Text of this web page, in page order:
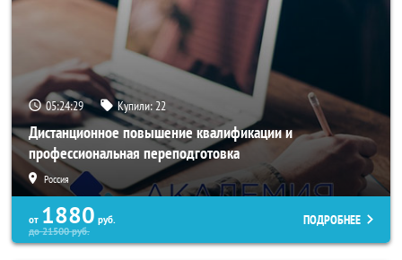
05:24:25 Купили:22
Дистанционное повышение квалификации и
профессиональная переподготовка
Россия
от 1880 руб.
до21500руб.
ПОДРОБНЕЕ